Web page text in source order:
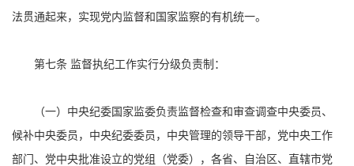
法贯通起来，实现党内监督和国家监察的有机统一。
第七条 监督执纪工作实行分级负责制：
（一）中央纪委国家监委负责监督检查和审查调查中央委员、
候补中央委员，中央纪委委员，中央管理的领导干部，党中央工作
部门、党中央批准设立的党组（党委），各省、自治区、直辖市党